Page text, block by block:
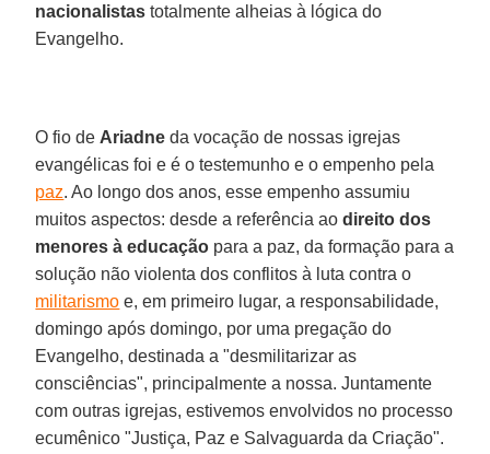
nacionalistas totalmente alheias à lógica do
Evangelho.
O fio de Ariadne da vocação de nossas igrejas
evangélicas foi e é o testemunho e o empenho pela
paz. Ao longo dos anos, esse empenho assumiu
muitos aspectos: desde a referência aodireito dos
menores à educação para a paz, da formação para a
solução não violenta dos conflitos à luta contra o
militarismo e, em primeiro lugar, a responsabilidade,
domingo após domingo, por uma pregação do
Evangelho, destinada a "desmilitarizar as
consciências", principalmente a nossa. Juntamente
com outras igrejas, estivemos envolvidos no processo
ecumênico "Justiça, Paz e Salvaguarda da Criação".